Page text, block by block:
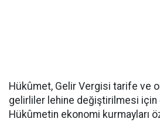
Hükûmet, Gelir Vergisi tarife ve
gelirliler lehine değiştirilmesi için
Hükûmetin ekonomi kurmayları